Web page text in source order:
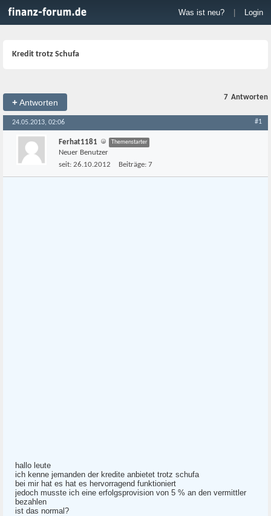
Was ist neu? Login
Kredit trotz Schufa
+Antworten
7 Antworten
24.05.2013, 02:06 #1
Ferhat1181 Themenstarter
Neuer Benutzer
seit: 26.10.2012 Beiträge: 7
hallo leute
ich kenne jemanden der kredite anbietet trotz schufa
bei mir hat es hat es hervorragend funktioniert
jedoch musste ich eine erfolgsprovision von 5 % an den vermittler
bezahlen
ist das normal?